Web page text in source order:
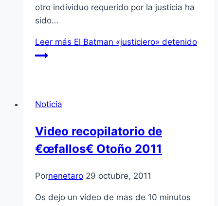
otro individuo requerido por la justicia ha
sido…
Leer más El Batman «justiciero» detenido
Noticia
Video recopilatorio de
€œfallos€ Otoño 2011
Pornenetaro 29 octubre, 2011
Os dejo un ví­deo de mas de 10 minutos